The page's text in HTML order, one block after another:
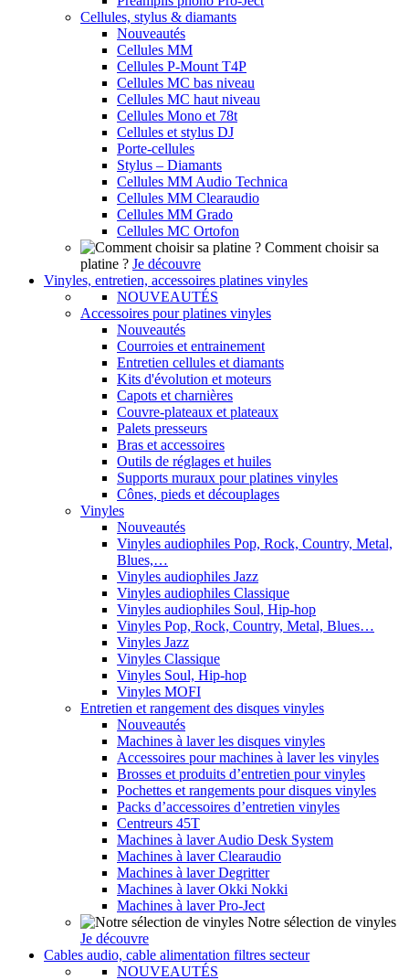
Cellules, stylus & diamants
Nouveautés
Cellules MM
Cellules P-Mount T4P
Cellules MC bas niveau
Cellules MC haut niveau
Cellules Mono et 78t
Cellules et stylus DJ
Porte-cellules
Stylus – Diamants
Cellules MM Audio Technica
Cellules MM Clearaudio
Cellules MM Grado
Cellules MC Ortofon
Comment choisir sa
platine ? Je découvre
Vinyles, entretien, accessoires platines vinyles
NOUVEAUTÉS
Accessoires pour platines vinyles
Nouveautés
Courroies et entrainement
Entretien cellules et diamants
Kits d'évolution et moteurs
Capots et charnières
Couvre-plateaux et plateaux
Palets presseurs
Bras et accessoires
Outils de réglages et huiles
Supports muraux pour platines vinyles
Cônes, pieds et découplages
Vinyles
Nouveautés
Vinyles audiophiles Pop, Rock, Country, Metal,
Blues,…
Vinyles audiophiles Jazz
Vinyles audiophiles Classique
Vinyles audiophiles Soul, Hip-hop
Vinyles Pop, Rock, Country, Metal, Blues…
Vinyles Jazz
Vinyles Classique
Vinyles Soul, Hip-hop
Vinyles MOFI
Entretien et rangement des disques vinyles
Nouveautés
Machines à laver les disques vinyles
Accessoires pour machines à laver les vinyles
Brosses et produits d’entretien pour vinyles
Pochettes et rangements pour disques vinyles
Packs d’accessoires d’entretien vinyles
Centreurs 45T
Machines à laver Audio Desk System
Machines à laver Clearaudio
Machines à laver Degritter
Machines à laver Okki Nokki
Machines à laver Pro-Ject
Notre sélection de vinyles
Je découvre
Cables audio, cable alimentation filtres secteur
NOUVEAUTÉS